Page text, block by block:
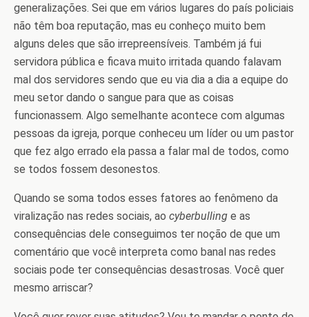
generalizações. Sei que em vários lugares do país policiais
não têm boa reputação, mas eu conheço muito bem
alguns deles que são irrepreensíveis. Também já fui
servidora pública e ficava muito irritada quando falavam
mal dos servidores sendo que eu via dia a dia a equipe do
meu setor dando o sangue para que as coisas
funcionassem. Algo semelhante acontece com algumas
pessoas da igreja, porque conheceu um líder ou um pastor
que fez algo errado ela passa a falar mal de todos, como
se todos fossem desonestos.
Quando se soma todos esses fatores ao fenômeno da
viralização nas redes sociais, ao cyberbulling e as
consequências dele conseguimos ter noção de que um
comentário que você interpreta como banal nas redes
sociais pode ter consequências desastrosas. Você quer
mesmo arriscar?